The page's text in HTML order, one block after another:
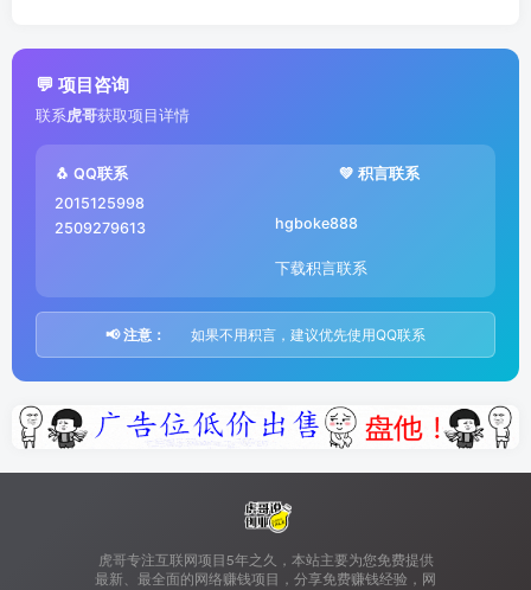
💬 项目咨询
联系 虎哥获取项目详情
🐧 QQ联系
2015125998
2509279613
💚 积言联系
hgboke888
下载积言联系
📢 注意： 如果不用积言，建议优先使用QQ联系
虎哥专注互联网项目5年之久，本站主要为您免费提供
最新、最全面的网络赚钱项目，分享免费赚钱经验，网